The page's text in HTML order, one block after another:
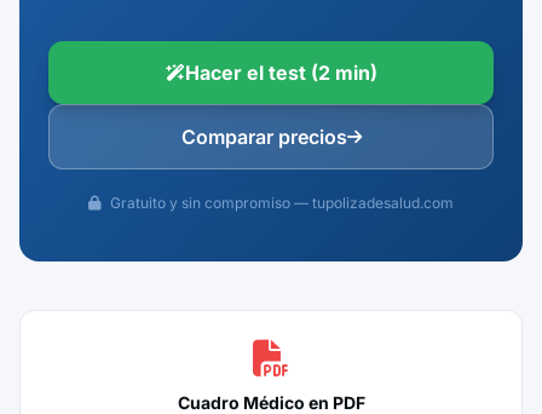
Hacer el test (2 min)
Comparar precios
Gratuito y sin compromiso — tupolizadesalud.com
Cuadro Médico en PDF